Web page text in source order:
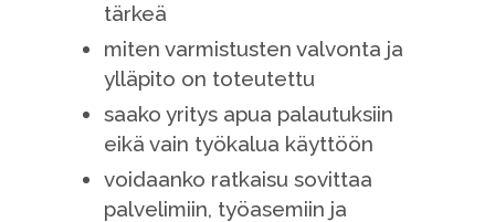
tärkeä
miten varmistusten valvonta ja
ylläpito on toteutettu
saako yritys apua palautuksiin
eikä vain työkalua käyttöön
voidaanko ratkaisu sovittaa
palvelimiin, työasemiin ja